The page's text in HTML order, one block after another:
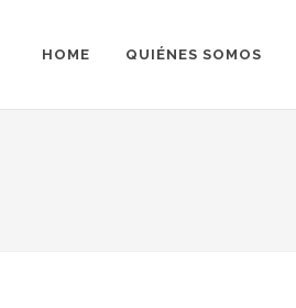
HOME QUIÉNES SOMOS